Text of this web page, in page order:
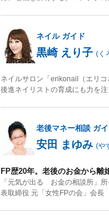
ネイルガイド
黒崎 えり子 ( く
ネイルサロン「erikonail（エリ
後進ネイリストの育成にも力を
老後マネー相談 ガ
安田 まゆみ (や
FP歴20年。老後のお金から離
「元気が出る お金の相談所」
表取締役 元「女性FPの会」会長